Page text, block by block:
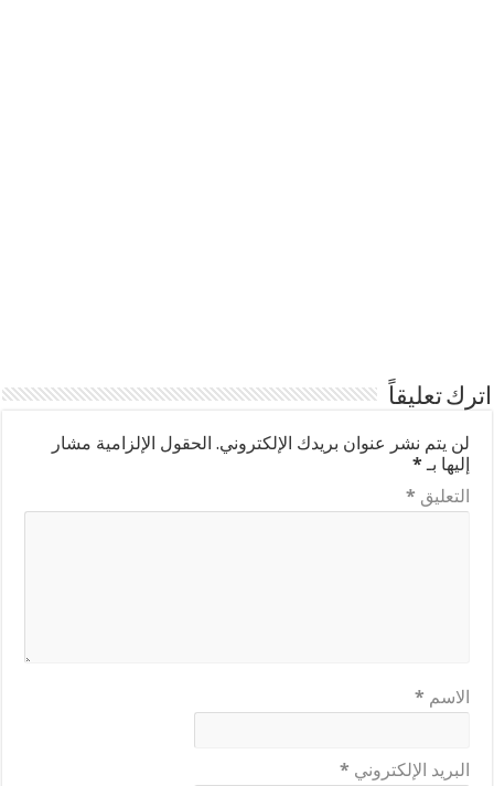
اترك تعليقاً
لن يتم نشر عنوان بريدك الإلكتروني. الحقول الإلزامية مشار
إليها بـ *
التعليق *
الاسم *
البريد الإلكتروني *